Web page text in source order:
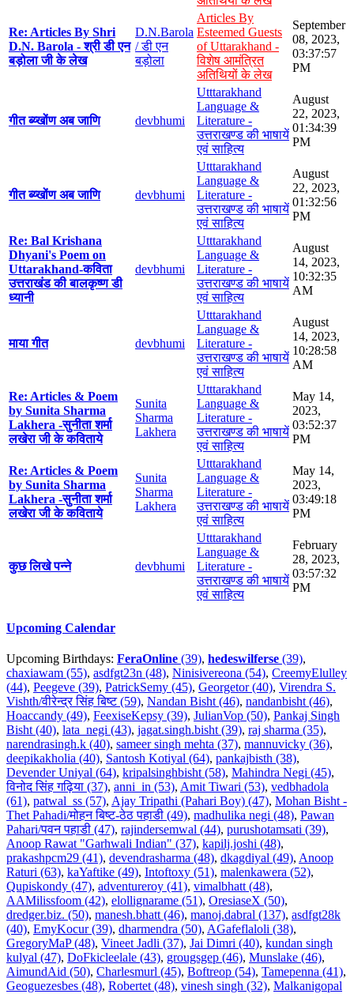
Re: Articles By Shri
D.N. Barola - श्री डी एन
बड़ोला जी के लेख
D.N.Barola
/ डी एन
बड़ोला
Articles By
Esteemed Guests
of Uttarakhand -
विशेष आमंत्रित
अतिथियों के लेख
September
08, 2023,
03:37:57
PM
गीत ब्य्खोंण अब जाणि devbhumi
Utttarakhand
Language &
Literature -
उत्तराखण्ड की भाषायें
एवं साहित्य
August
22, 2023,
01:34:39
PM
गीत ब्य्खोंण अब जाणि devbhumi
Utttarakhand
Language &
Literature -
उत्तराखण्ड की भाषायें
एवं साहित्य
August
22, 2023,
01:32:56
PM
Re: Bal Krishana
Dhyani's Poem on
Uttarakhand-कविता
उत्तराखंड की बालकृष्ण डी
ध्यानी
devbhumi
Utttarakhand
Language &
Literature -
उत्तराखण्ड की भाषायें
एवं साहित्य
August
14, 2023,
10:32:35
AM
माया गीत devbhumi
Utttarakhand
Language &
Literature -
उत्तराखण्ड की भाषायें
एवं साहित्य
August
14, 2023,
10:28:58
AM
Re: Articles & Poem
by Sunita Sharma
Lakhera -सुनीता शर्मा
लखेरा जी के कविताये
Sunita
Sharma
Lakhera
Utttarakhand
Language &
Literature -
उत्तराखण्ड की भाषायें
एवं साहित्य
May 14,
2023,
03:52:37
PM
Re: Articles & Poem
by Sunita Sharma
Lakhera -सुनीता शर्मा
लखेरा जी के कविताये
Sunita
Sharma
Lakhera
Utttarakhand
Language &
Literature -
उत्तराखण्ड की भाषायें
एवं साहित्य
May 14,
2023,
03:49:18
PM
कुछ लिखे पन्ने devbhumi
Utttarakhand
Language &
Literature -
उत्तराखण्ड की भाषायें
एवं साहित्य
February
28, 2023,
03:57:32
PM
Upcoming Calendar
Upcoming Birthdays: FeraOnline (39), hedeswilferse (39),
chaxiawam (55), asdfgt23n (48), Ninisivereona (54), CreemyElulley
(44), Peegeve (39), PatrickSemy (45), Georgetor (40), Virendra S.
Vishth/वीरेन्द्र सिंह बिष्ट (59), Nandan Bisht (46), nandanbisht (46),
Hoaccandy (49), FeexiseKepsy (39), JulianVop (50), Pankaj Singh
Bisht (40), lata_negi (43), jagat.singh.bisht (39), raj sharma (35),
narendrasingh.k (40), sameer singh mehta (37), mannuvicky (36),
deepikakholia (40), Santosh Kotiyal (64), pankajbisth (38),
Devender Uniyal (64), kripalsinghbisht (58), Mahindra Negi (45),
विनोद सिंह गढ़िया (37), anni_in (53), Amit Tiwari (53), vedbhadola
(61), patwal_ss (57), Ajay Tripathi (Pahari Boy) (47), Mohan Bisht -
Thet Pahadi/मोहन बिष्ट-ठेठ पहाडी (49), madhulika negi (48), Pawan
Pahari/पवन पहाडी (47), rajindersemwal (44), purushotamsati (39),
Anoop Rawat "Garhwali Indian" (37), kapilj.joshi (48),
prakashpcm29 (41), devendrasharma (48), dkagdiyal (49), Anoop
Raturi (63), kaYaftike (49), Intoftoxy (51), malenkawera (52),
Qupiskondy (47), adventureroy (41), vimalbhatt (48),
AAMilissfoom (42), elollignarame (51), OresiaseX (50),
dredger.biz. (50), manesh.bhatt (46), manoj.dabral (137), asdfgt28k
(40), EmyKocur (39), dharmendra (50), AGafeflaloli (38),
GregoryMaP (48), Vineet Jadli (37), Jai Dimri (40), kundan singh
kulyal (47), DoFkicleelale (43), grougsgep (46), Munslake (46),
AimundAid (50), Charlesmurl (45), Boftreop (54), Tamepenna (41),
Geoguezesbes (48), Robertet (48), vinesh singh (32), Malkanigopal